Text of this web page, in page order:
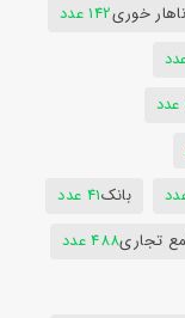
خوری142 عدد
بانک41 عدد
تجاری488 عدد